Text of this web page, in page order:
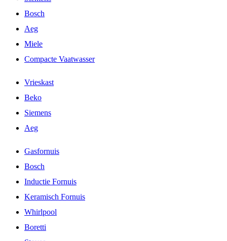
Bosch
Aeg
Miele
Compacte Vaatwasser
Vrieskast
Beko
Siemens
Aeg
Gasfornuis
Bosch
Inductie Fornuis
Keramisch Fornuis
Whirlpool
Boretti